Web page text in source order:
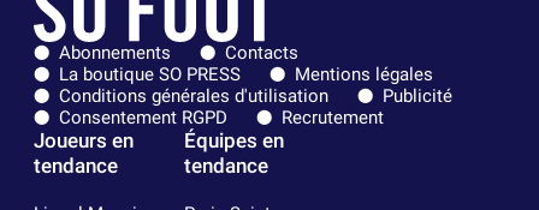
Abonnements
Contacts
La boutique SO PRESS
Mentions légales
Conditions générales d'utilisation
Publicité
Consentement RGPD
Recrutement
Joueurs en
tendance
Équipes en
tendance